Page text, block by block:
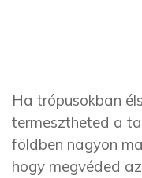
Ha trópusokban
termesztheted a
földben nagyon
hogy megvéded